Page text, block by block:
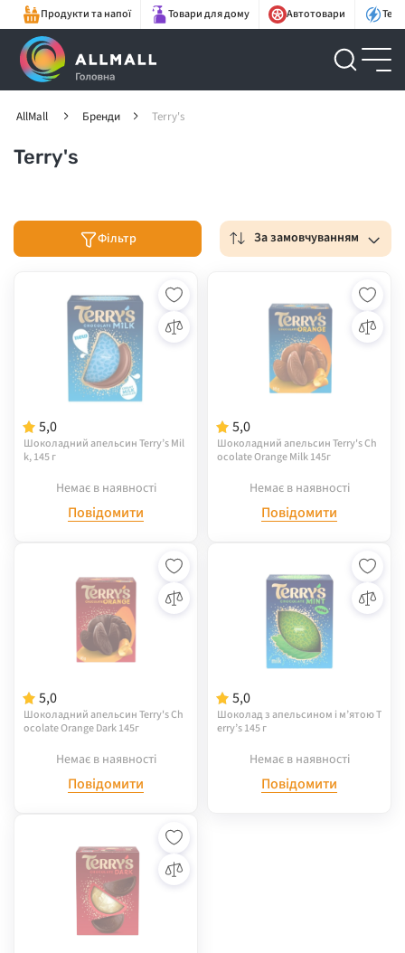
Продукти та напої Товари для дому Автотовари
AllMall Бренди Terry's
Terry's
Фільтр За замовчуванням
5,0
Шоколадний апельсин Terry’s Mil
k, 145 г
Немає в наявності
Повідомити
5,0
Шоколадний апельсин Terry's Ch
ocolate Orange Milk 145г
Немає в наявності
Повідомити
5,0
Шоколадний апельсин Terry's Ch
ocolate Orange Dark 145г
Немає в наявності
Повідомити
5,0
Шоколад з апельсином і м’ятою T
erry’s 145 г
Немає в наявності
Повідомити